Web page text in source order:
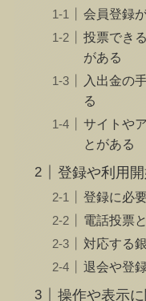
会員登録
投票でき
がある
入出金の
る
サイトや
とがある
登録や利用
登録に必
電話投票
対応する
退会や登
操作や表示